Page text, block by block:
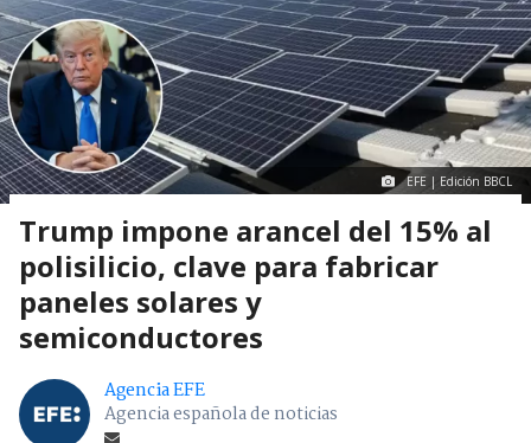
EFE | Edición BBCL
Trump impone arancel del 15% al
polisilicio, clave para fabricar
paneles solares y
semiconductores
Agencia EFE
Agencia española de noticias